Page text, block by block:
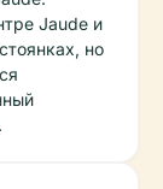
Jaude и
но